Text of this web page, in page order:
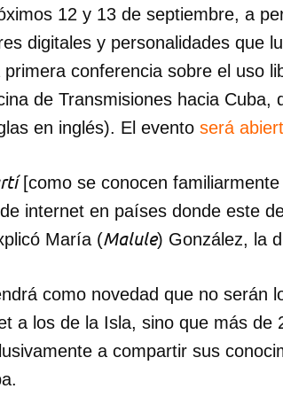
12 y 13 de septiembre, a
digitales y personalidades que
conferencia sobre el uso
de Transmisiones hacia Cuba,
en inglés). El evento será
[como se conocen
internet en países donde este
María (Malule) González, la
como novedad que no serán
a los de la Isla, sino que más de
a compartir sus